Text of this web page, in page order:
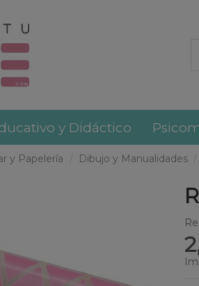
y Didáctico
y Papelería Dibujo y Manualidades